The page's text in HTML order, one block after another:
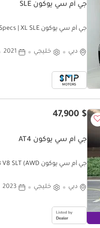
جي أم سي يوكون SLE
جي أم سي يوكون SLE GCC Specs | XL SLE
دبي خليجي 2021
$ 47,900
جي أم سي يوكون AT4
جي أم سي يوكون AT4 5.3 V8 SLT (AWD)
دبي خليجي 2023